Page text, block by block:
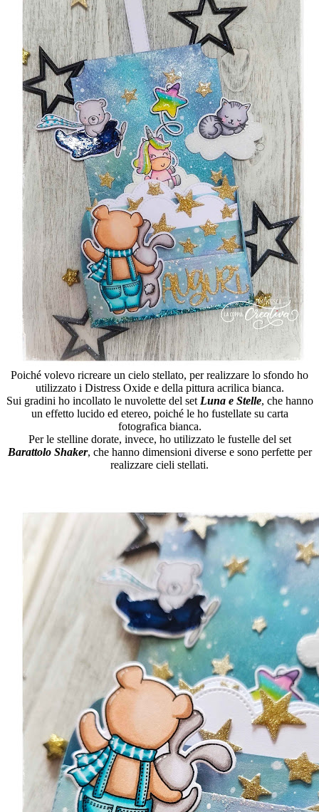
Poiché volevo ricreare un cielo stellato, per realizzare lo sfondo ho
utilizzato i Distress Oxide e della pittura acrilica bianca.
Sui gradini ho incollato le nuvolette del set Luna e Stelle, che hanno
un effetto lucido ed etereo, poiché le ho fustellate su carta
fotografica bianca.
Per le stelline dorate, invece, ho utilizzato le fustelle del set
Barattolo Shaker, che hanno dimensioni diverse e sono perfette per
realizzare cieli stellati.